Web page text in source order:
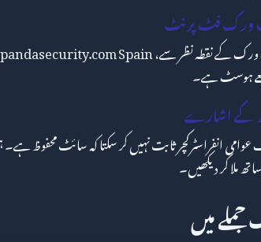
ورک فٹ پرنٹ
ہوسٹ ہے۔
کے اشارے
انفراسٹرکچر ثابت نہیں کر سکتا کہ سائٹ محفوظ
ملا کر دیکھیں۔
میں